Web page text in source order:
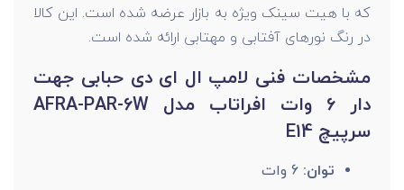
که با هیت سینک ویژه به بازار عرضه شده است. این کالا
در رنگ نورهای آفتابی و مهتابی ارائه شده است.
مشخصات فنی لامپ ال ای دی حبابی جهت
دار 6 وات افراتاب مدل AFRA-PAR-6W
سرپیچ E14
توان:6 وات